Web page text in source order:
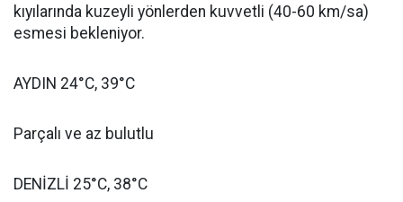
kıyılarında kuzeyli yönlerden kuvvetli (40-60 km/sa)
esmesi bekleniyor.
AYDIN 24°C, 39°C
Parçalı ve az bulutlu
DENİZLİ 25°C, 38°C